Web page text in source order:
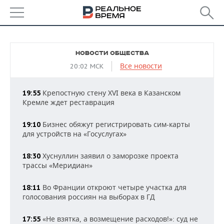
УДМУРТИЯ
НОВОСТИ АНАЛИТИКИ
ДЕКЛАРАЦИИ О ДОХОДАХ
КОМУ ПРИНАДЛЕЖАТ
ТОРГОВЫЕ ЦЕНТРЫ
ЭКОНОМИКА
НОВОСТИ ЭКОНОМИКИ
БЮДЖЕТ
ИНВЕСТИЦИИ
ПРОМЫШЛЕННОСТЬ
ПРОМЫШЛЕННОСТИ
МАШИНОСТРОЕНИЕ
НЕДВИЖИМОСТЬ
НОВОСТИ АВТО
БИЗНЕС
НОВОСТИ БИЗНЕСА
ТЕХНОЛОГИИ
НОВОСТИ ОБЩЕСТВА
20:02 МСК Все новости
19:55 Крепостную стену XVI века в Казанском
Кремле ждет реставрация
19:10 Бизнес обяжут регистрировать сим-карты
для устройств на «Госуслугах»
18:30 Хуснуллин заявил о заморозке проекта
трассы «Меридиан»
18:11 Во Франции откроют четыре участка для
голосования россиян на выборах в ГД
17:55 «Не взятка, а возмещение расходов!»: суд не